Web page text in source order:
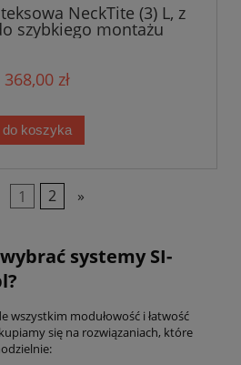
NeckTite (3) L, z
szybkiego montażu
368,00 zł
do koszyka
1 2 »
systemy SI-
wszystkim modułowość i łatwość
się na rozwiązaniach, które